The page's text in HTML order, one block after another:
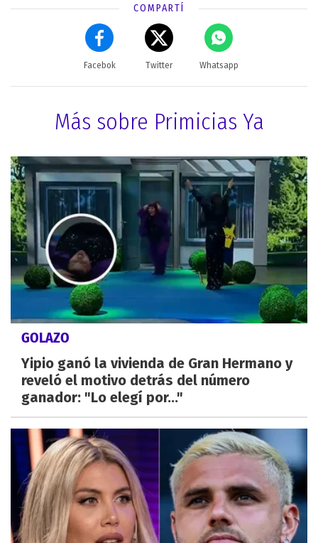
COMPARTÍ
Facebok Twitter Whatsapp
Más sobre Primicias Ya
GOLAZO
Yipio ganó la vivienda de Gran Hermano y
reveló el motivo detrás del número
ganador: "Lo elegí por..."